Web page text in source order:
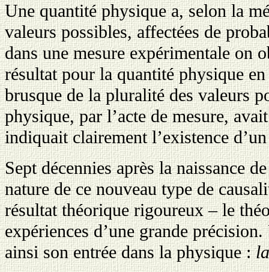
Une quantité physique a, selon la
valeurs possibles, affectées de
dans une mesure expérimentale on
résultat pour la quantité physique
brusque de la pluralité des valeurs
physique, par l’acte de mesure,
indiquait clairement l’existence
Sept décennies après la naissance
nature de ce nouveau type de
résultat théorique rigoureux – le
expériences d’une grande
ainsi son entrée dans la physique :